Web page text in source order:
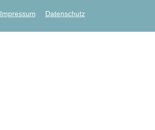
Impressum Datenschutz